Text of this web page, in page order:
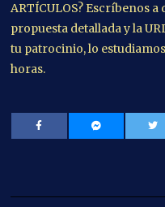
ARTÍCULOS? Escríbenos
propuesta detallada y la
tu patrocinio, lo
horas.